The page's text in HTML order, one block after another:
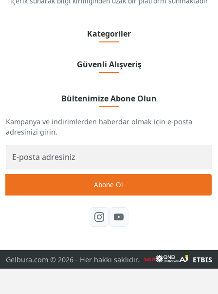
Kategoriler
Güvenli Alışveriş
Bültenimize Abone Olun
Kampanya ve indirimlerden haberdar olmak için e-posta
adresinizi girin.
Abone Ol
Gelbura.com © 2026 - Her hakkı saklıdır. ETBIS